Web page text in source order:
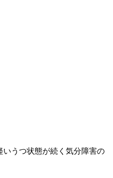
うつ状態が続く気分障害の